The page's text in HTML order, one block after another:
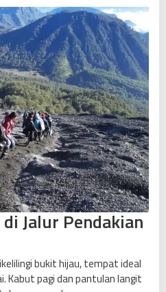
Jalur Pendakian
bukit hijau, tempat ideal
Kabut pagi dan pantulan langit